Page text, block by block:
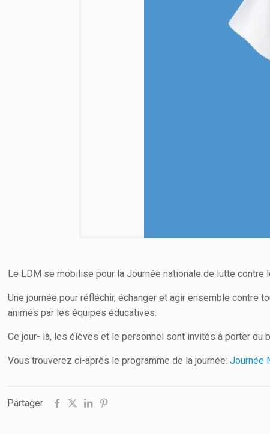
Le LDM se mobilise pour la Journée nationale de lutte contre
Une journée pour réfléchir, échanger et agir ensemble
animés par les équipes éducatives.
Ce jour- là, les élèves et le personnel sont invités à porter du
Vous trouverez ci-après le programme de la journée:Journée
Partager